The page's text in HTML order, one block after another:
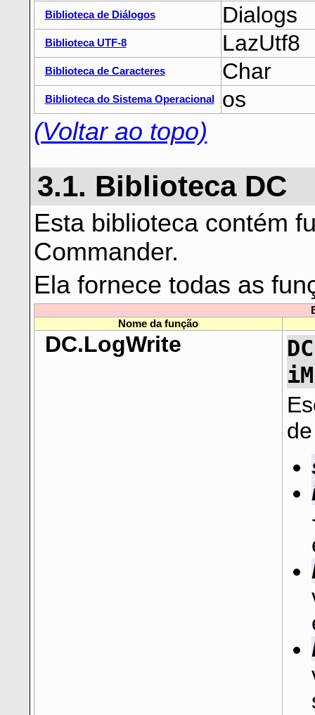
Biblioteca de Diálogos Dialogs
Biblioteca UTF-8 LazUtf8
Biblioteca de Caracteres Char
Biblioteca do Sistema Operacional os
(Voltar ao topo)
3.1. Biblioteca DC
Esta biblioteca contém
Commander.
Ela fornece todas as
Nome da função
DC.LogWrite